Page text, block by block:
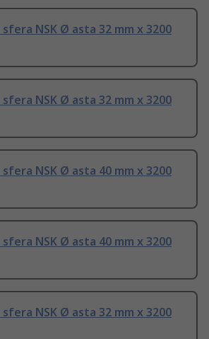
NSK Ø asta 32 mm x 3200
NSK Ø asta 32 mm x 3200
NSK Ø asta 40 mm x 3200
NSK Ø asta 40 mm x 3200
NSK Ø asta 32 mm x 3200